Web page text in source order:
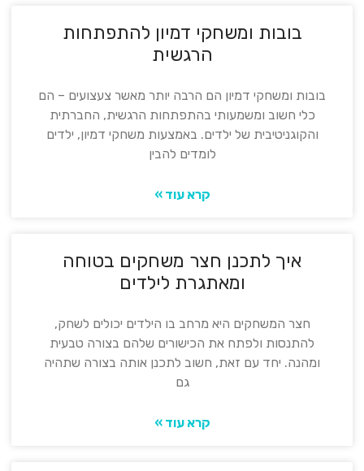
בובות ומשחקי דמיון להתפתחות
הרגשית
בובות ומשחקי דמיון הם הרבה יותר מאשר צעצועים – הם
כלי חשוב ומשמעותי בהתפתחות הרגשית, החברתית
והקוגניטיבית של ילדים. באמצעות משחקי דמיון, ילדים
לומדים להבין
קרא עוד »
איך לתכנן חצר משחקים בטוחה
ומאתגרת לילדים
חצר המשחקים היא מרחב בו הילדים יכולים לשחק,
להתנסות ולפתח את הכישורים שלהם בצורה טבעית
ומהנה. יחד עם זאת, חשוב לתכנן אותה בצורה שתהיה
גם
קרא עוד »